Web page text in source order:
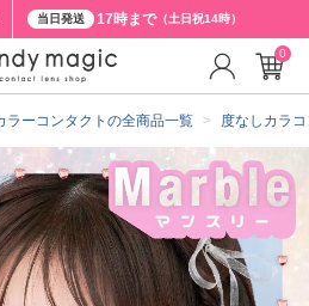
当日発送 17時まで（土日祝14時）
ラーコンタクトの全商品一覧 度なしカラ
0
ーポン詳細